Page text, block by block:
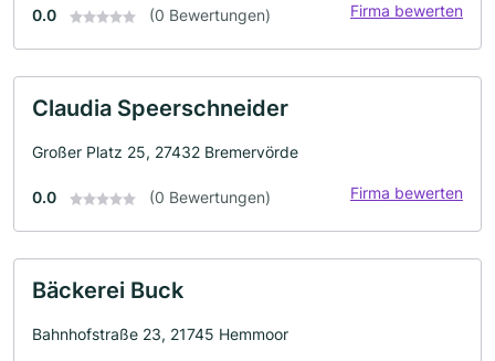
0.0 (0 Bewertungen) Firma bewerten
Claudia Speerschneider
Großer Platz 25, 27432 Bremervörde
0.0 (0 Bewertungen) Firma bewerten
Bäckerei Buck
Bahnhofstraße 23, 21745 Hemmoor